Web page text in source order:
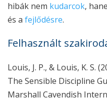
hibák nem kudarcok,
és a fejlődésre.
Felhasznált
Louis, J. P., & Louis, K. S.
The Sensible Discipline
Marshall Cavendish